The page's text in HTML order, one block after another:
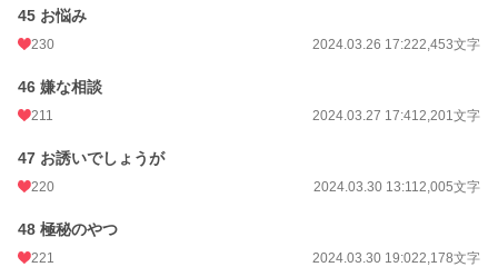
45 お悩み
230 2024.03.26 17:222,453文字
46 嫌な相談
211 2024.03.27 17:412,201文字
47 お誘いでしょうが
220 2024.03.30 13:112,005文字
48 極秘のやつ
221 2024.03.30 19:022,178文字